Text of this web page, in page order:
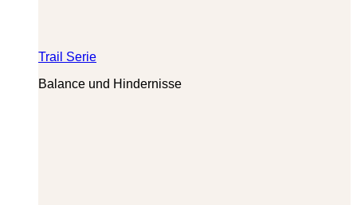
Trail Serie
Balance und Hindernisse